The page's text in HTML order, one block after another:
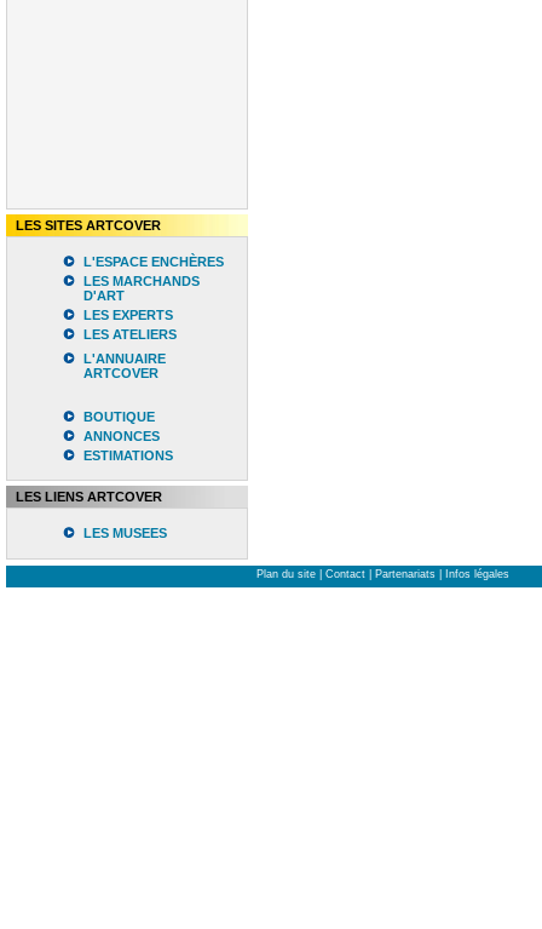
LES SITES ARTCOVER
L'ESPACE ENCHÈRES
LES MARCHANDS
D'ART
LES EXPERTS
LES ATELIERS
L'ANNUAIRE
ARTCOVER
BOUTIQUE
ANNONCES
ESTIMATIONS
LES LIENS ARTCOVER
LES MUSEES
Plan du site Contact Partenariats Infos légales